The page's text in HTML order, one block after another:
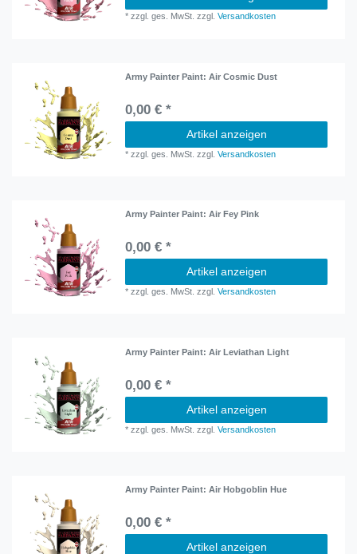
*zzgl. ges. MwSt. zzgl.Versandkosten
Army Painter Paint: Air Cosmic Dust
0,00 € *
Artikel anzeigen
*zzgl. ges. MwSt. zzgl.Versandkosten
Army Painter Paint: Air Fey Pink
0,00 € *
Artikel anzeigen
*zzgl. ges. MwSt. zzgl.Versandkosten
Army Painter Paint: Air Leviathan Light
0,00 € *
Artikel anzeigen
*zzgl. ges. MwSt. zzgl.Versandkosten
Army Painter Paint: Air Hobgoblin Hue
0,00 € *
Artikel anzeigen